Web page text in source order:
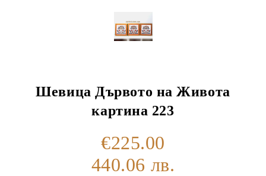
Шевица Дървото на Живота
картина 223
€225.00
440.06 лв.